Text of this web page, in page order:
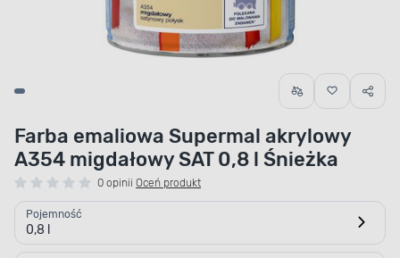
Farba emaliowa Supermal akrylowy
A354 migdałowy SAT 0,8 l Śnieżka
0 opinii Oceń produkt
Pojemność
0,8 l